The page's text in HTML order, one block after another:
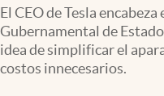
El CEO de Tesla
Gubernamental de
idea de simplificar el
costos innecesarios.